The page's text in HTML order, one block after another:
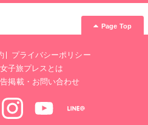
Page Top
プライバシーポリシー
女子旅プレスとは
掲載・お問い合わせ